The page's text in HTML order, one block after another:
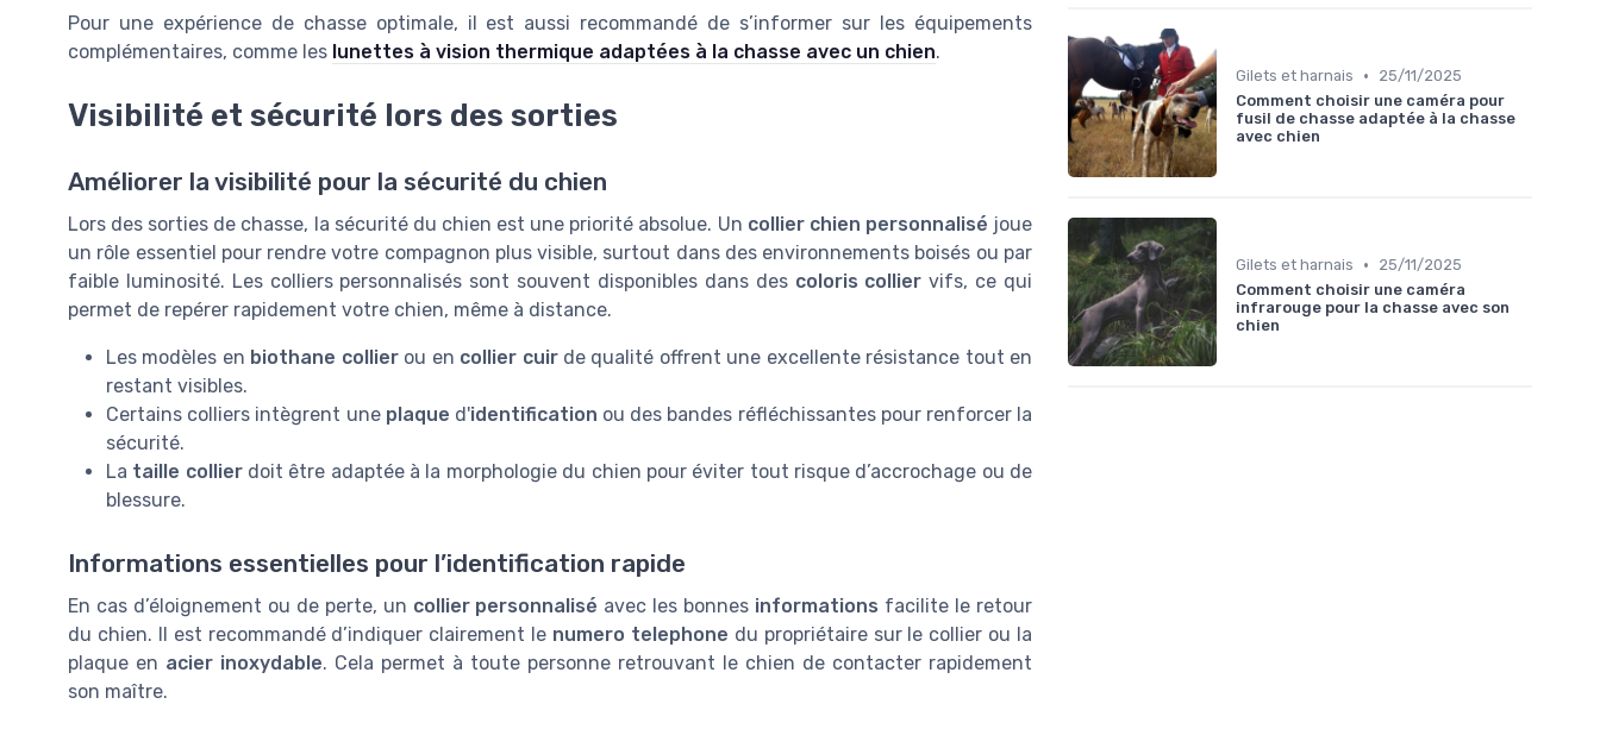
Pour une expérience de chasse optimale, il est aussi recommandé de s’informer sur les équipements
complémentaires, comme les lunettes à vision thermique adaptées à la chasse avec un chien.
Visibilité et sécurité lors des sorties
Améliorer la visibilité pour la sécurité du chien
Lors des sorties de chasse, la sécurité du chien est une priorité absolue. Un collier chien personnalisé joue
un rôle essentiel pour rendre votre compagnon plus visible, surtout dans des environnements boisés ou par
faible luminosité. Les colliers personnalisés sont souvent disponibles dans des coloris collier vifs, ce qui
permet de repérer rapidement votre chien, même à distance.
Les modèles en biothane collierou en collier cuirde qualité offrent une excellente résistance tout en
restant visibles.
Certains colliers intègrent une plaque d'identification ou des bandes réfléchissantes pour renforcer la
sécurité.
La taille collierdoit être adaptée à la morphologie du chien pour éviter tout risque d’accrochage ou de
blessure.
Informations essentielles pour l’identification rapide
En cas d’éloignement ou de perte, un collier personnalisé avec les bonnes informations facilite le retour
du chien. Il est recommandé d’indiquer clairement le numero telephone du propriétaire sur le collier ou la
plaque en acier inoxydable. Cela permet à toute personne retrouvant le chien de contacter rapidement
son maître.
Gilets et harnais •
25/11/2025
Comment choisir une caméra pour
fusil de chasse adaptée à la chasse
avec chien
Gilets et harnais •
25/11/2025
Comment choisir une caméra
infrarouge pour la chasse avec son
chien